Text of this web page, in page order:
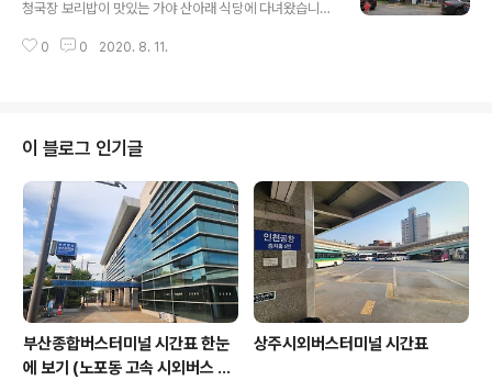
었습니다. 안동 국수를 주문하였는데 먼저 나온 반찬에 눈
청국장 보리밥이 맛있는 가야 산아래 식당에 다녀왔습니
부 메뉴판 가야산아래 메뉴는 가마솥 취나물밥, 능이 닭 오
취나물이 가득 들어있습니다. 보기만 하여도 푸짐한게 행
복하여집니다. 돌솥밥에 취나물을 한숟가락 떠서 올려보았
습니다. 그리고 한입 먹어보니 저의 입맛에는 맞았답니다.
또한 청국장도 저의 입맛에 맞아 기분이 좋았답니다.
0 0 2020. 8. 11.
이 블로그 인기글
부산종합버스터미널 시간표 한눈
에 보기 (노포동 고속 시외버스 총
상주시외버스터미널 시간표